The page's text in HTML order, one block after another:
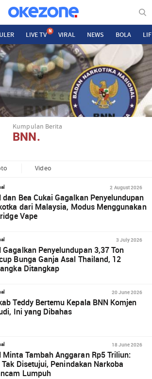
LIVE TV N VIRAL NEWS BOLA
Kumpulan Berita
BNN.
Video
2 August 2026
dan Bea Cukai Gagalkan Penyelundupan
dari Malaysia, Modus Menggunakan
Vape
3 July 2026
Gagalkan Penyelundupan 3,37 Ton
Bunga Ganja Asal Thailand, 12
Ditangkap
20 June 2026
Teddy Bertemu Kepala BNN Komjen
Ini yang Dibahas
18 June 2026
Minta Tambah Anggaran Rp5 Triliun:
Disetujui, Penindakan Narkoba
Lumpuh